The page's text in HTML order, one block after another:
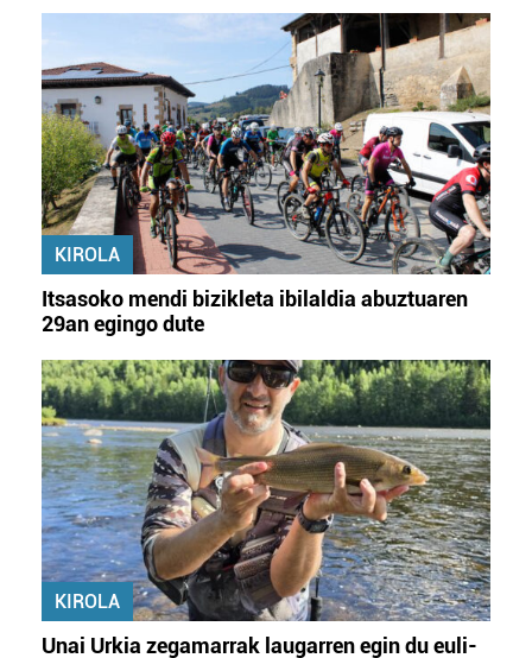
KIROLA
Itsasoko mendi bizikleta ibilaldia abuztuaren
29an egingo dute
KIROLA
Unai Urkia zegamarrak laugarren egin du euli-